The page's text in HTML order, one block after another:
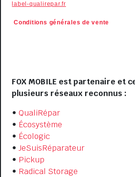
label-qualirepar.fr
Conditions générales de vente
FOX MOBILE est partenaire et
plusieurs réseaux reconnus :
•QualiRépar
• Écosystème
• Écologic
•JeSuisRéparateur
• Pickup
• Radical Storage